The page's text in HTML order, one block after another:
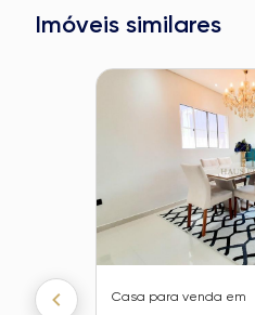
Imóveis similares
Casa para venda em